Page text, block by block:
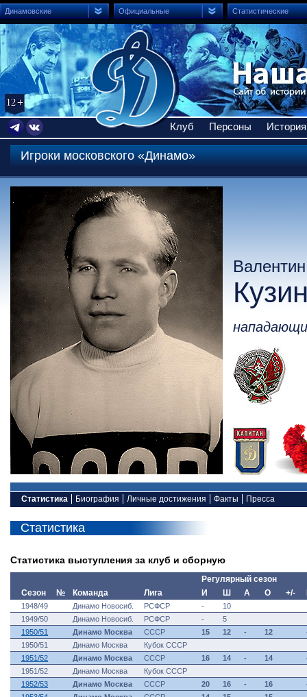
Динамовские Официальные Статистические
Клуб Персоны История
Игроки московского «Динамо»
Статистика
Статистика
Статистика выступления за клуб и сборную
Регулярный сезон
Сезон
№ Команда Лига И Ш А О +/-
1948/49 Динамо Новосиб. РСФСР -
10
1949/50
Динамо Новосиб. РСФСР -
5
1950/51
Динамо Москва СССР 15 12 - 12
1950/51
Динамо Москва
Кубок СССР
1951/52
Динамо Москва СССР 16 14 - 14
1951/52
Динамо Москва
Кубок СССР
1952/53
Динамо Москва СССР 20 16 - 16
Биография Личные достижения Факты Пресса